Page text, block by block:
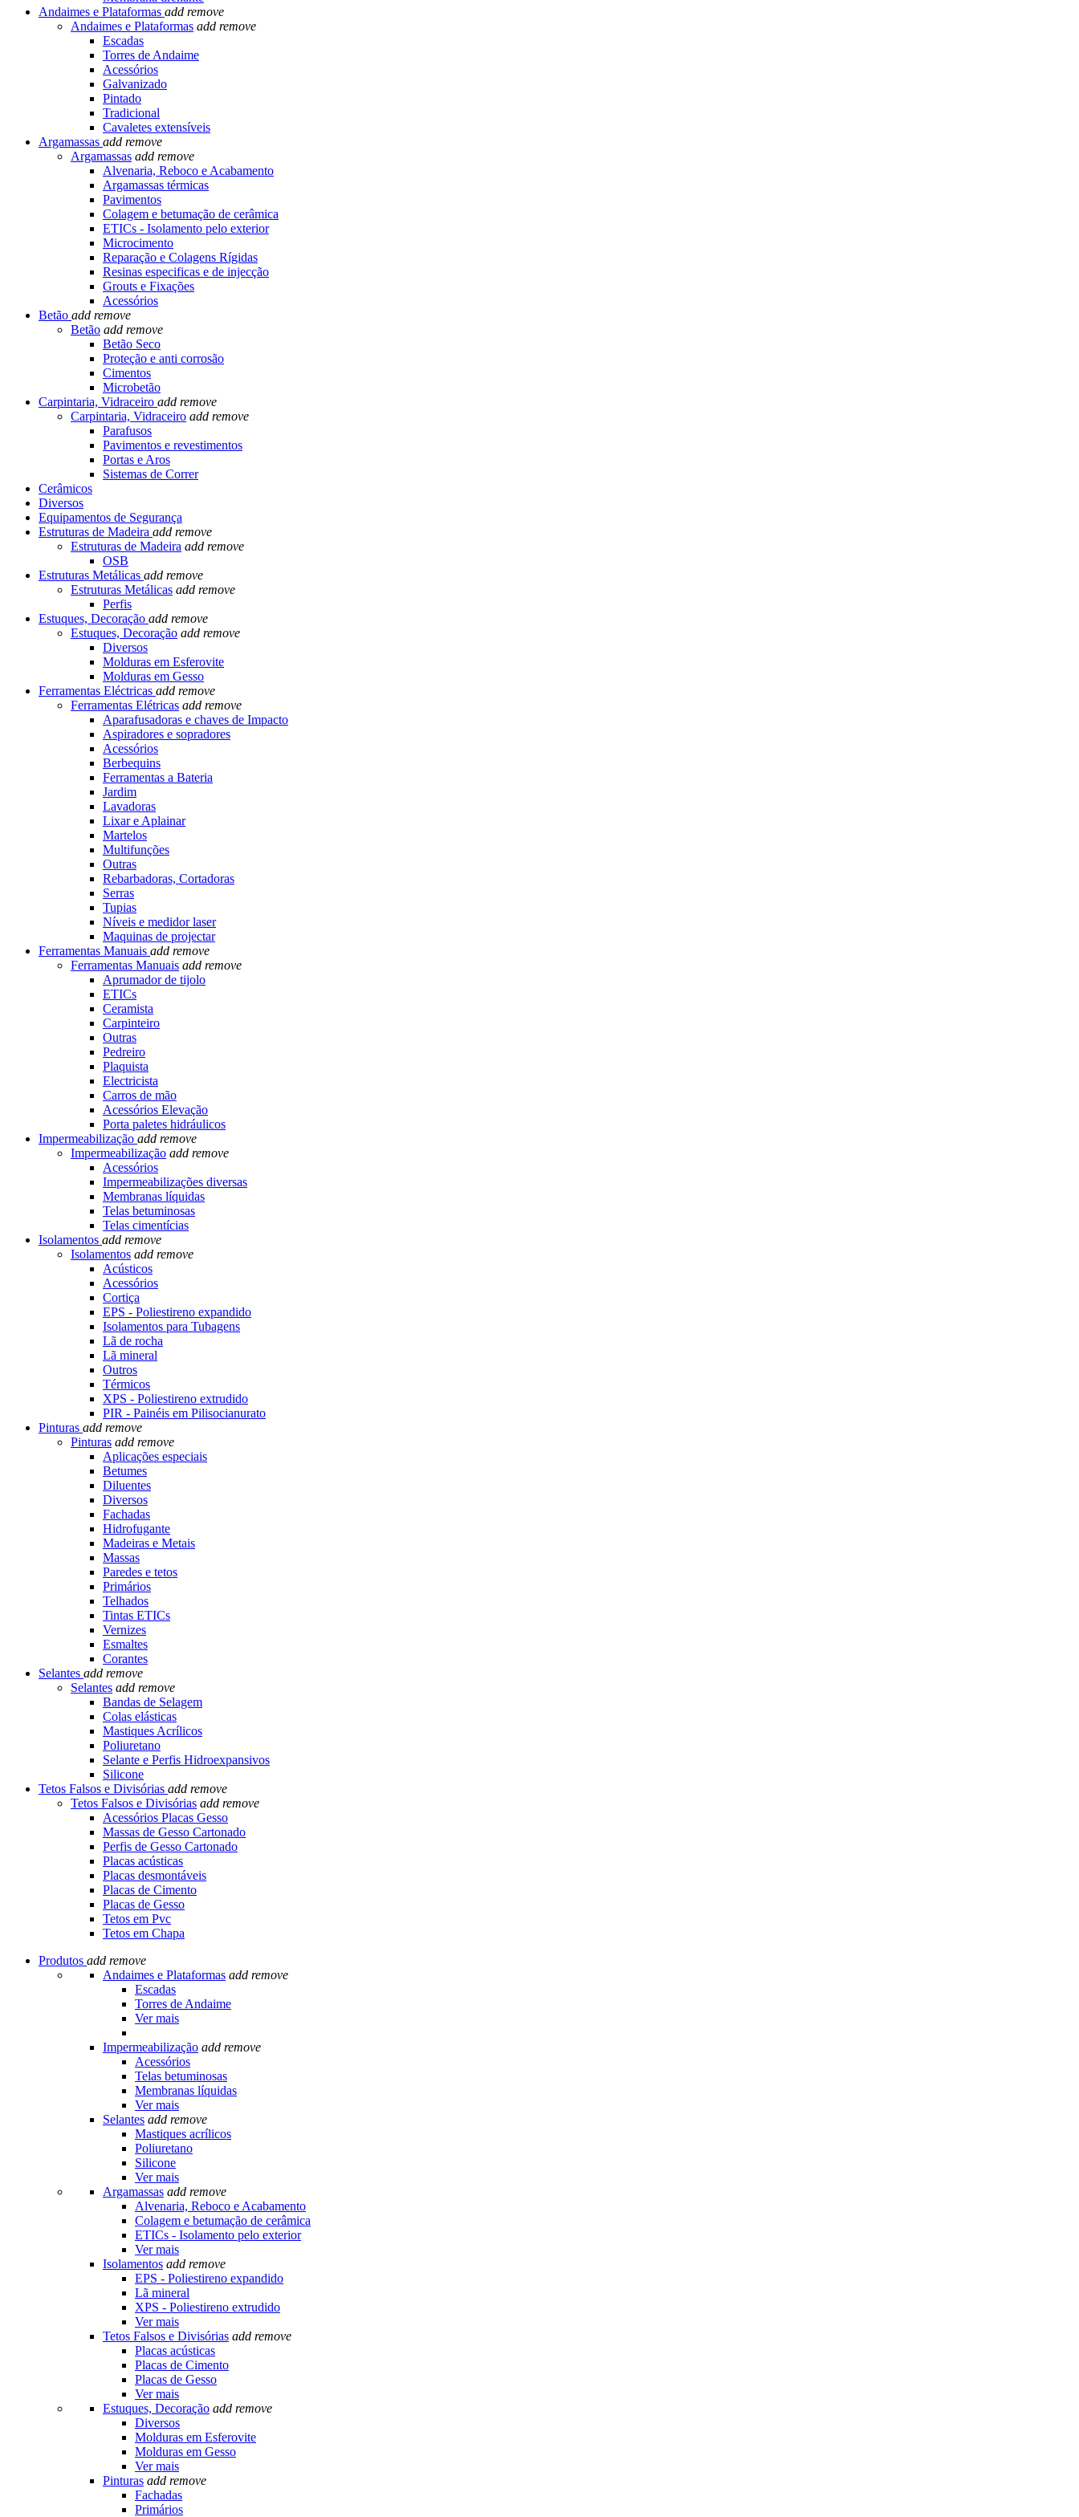
Andaimes e Plataformas add remove
Andaimes e Plataformas add remove
Escadas
Torres de Andaime
Acessórios
Galvanizado
Pintado
Tradicional
Cavaletes extensíveis
Argamassas add remove
Argamassas add remove
Alvenaria, Reboco e Acabamento
Argamassas térmicas
Pavimentos
Colagem e betumação de cerâmica
ETICs - Isolamento pelo exterior
Microcimento
Reparação e Colagens Rígidas
Resinas especificas e de injecção
Grouts e Fixações
Acessórios
Betão add remove
Betão add remove
Betão Seco
Proteção e anti corrosão
Cimentos
Microbetão
Carpintaria, Vidraceiro add remove
Carpintaria, Vidraceiro add remove
Parafusos
Pavimentos e revestimentos
Portas e Aros
Sistemas de Correr
Cerâmicos
Diversos
Equipamentos de Segurança
Estruturas de Madeira add remove
Estruturas de Madeira add remove
OSB
Estruturas Metálicas add remove
Estruturas Metálicas add remove
Perfis
Estuques, Decoração add remove
Estuques, Decoração add remove
Diversos
Molduras em Esferovite
Molduras em Gesso
Ferramentas Eléctricas add remove
Ferramentas Elétricas add remove
Aparafusadoras e chaves de Impacto
Aspiradores e sopradores
Acessórios
Berbequins
Ferramentas a Bateria
Jardim
Lavadoras
Lixar e Aplainar
Martelos
Multifunções
Outras
Rebarbadoras, Cortadoras
Serras
Tupias
Níveis e medidor laser
Maquinas de projectar
Ferramentas Manuais add remove
Ferramentas Manuais add remove
Aprumador de tijolo
ETICs
Ceramista
Carpinteiro
Outras
Pedreiro
Plaquista
Electricista
Carros de mão
Acessórios Elevação
Porta paletes hidráulicos
Impermeabilização add remove
Impermeabilização add remove
Acessórios
Impermeabilizações diversas
Membranas líquidas
Telas betuminosas
Telas cimentícias
Isolamentos add remove
Isolamentos add remove
Acústicos
Acessórios
Cortiça
EPS - Poliestireno expandido
Isolamentos para Tubagens
Lã de rocha
Lã mineral
Outros
Térmicos
XPS - Poliestireno extrudido
PIR - Painéis em Pilisocianurato
Pinturas add remove
Pinturas add remove
Aplicações especiais
Betumes
Diluentes
Diversos
Fachadas
Hidrofugante
Madeiras e Metais
Massas
Paredes e tetos
Primários
Telhados
Tintas ETICs
Vernizes
Esmaltes
Corantes
Selantes add remove
Selantes add remove
Bandas de Selagem
Colas elásticas
Mastiques Acrílicos
Poliuretano
Selante e Perfis Hidroexpansivos
Silicone
Tetos Falsos e Divisórias add remove
Tetos Falsos e Divisórias add remove
Acessórios Placas Gesso
Massas de Gesso Cartonado
Perfis de Gesso Cartonado
Placas acústicas
Placas desmontáveis
Placas de Cimento
Placas de Gesso
Tetos em Pvc
Tetos em Chapa
Produtos add remove
Andaimes e Plataformas add remove
Escadas
Torres de Andaime
Ver mais
Impermeabilização add remove
Acessórios
Telas betuminosas
Membranas líquidas
Ver mais
Selantes add remove
Mastiques acrílicos
Poliuretano
Silicone
Ver mais
Argamassas add remove
Alvenaria, Reboco e Acabamento
Colagem e betumação de cerâmica
ETICs - Isolamento pelo exterior
Ver mais
Isolamentos add remove
EPS - Poliestireno expandido
Lã mineral
XPS - Poliestireno extrudido
Ver mais
Tetos Falsos e Divisórias add remove
Placas acústicas
Placas de Cimento
Placas de Gesso
Ver mais
Estuques, Decoração add remove
Diversos
Molduras em Esferovite
Molduras em Gesso
Ver mais
Pinturas add remove
Fachadas
Primários